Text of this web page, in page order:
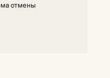
отмены